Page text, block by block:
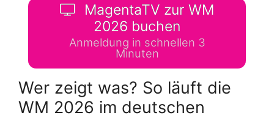
MagentaTV zur WM
2026 buchen
Anmeldung in schnellen 3
Minuten
Wer zeigt was? So läuft die
WM 2026 im deutschen